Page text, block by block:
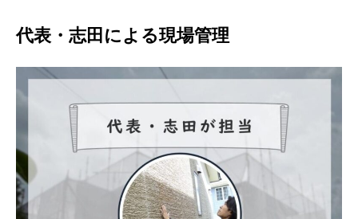
代表・志田による現場管理